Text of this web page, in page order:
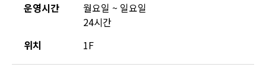
운영시간
월요일 ~ 일요일
24시간
위치
1F